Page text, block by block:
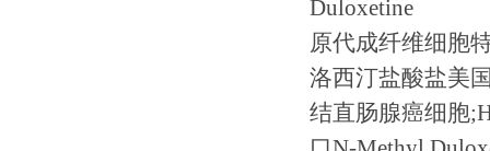
Duloxetine
原代成纤维细胞
洛西汀盐酸盐美
结直肠腺癌细胞